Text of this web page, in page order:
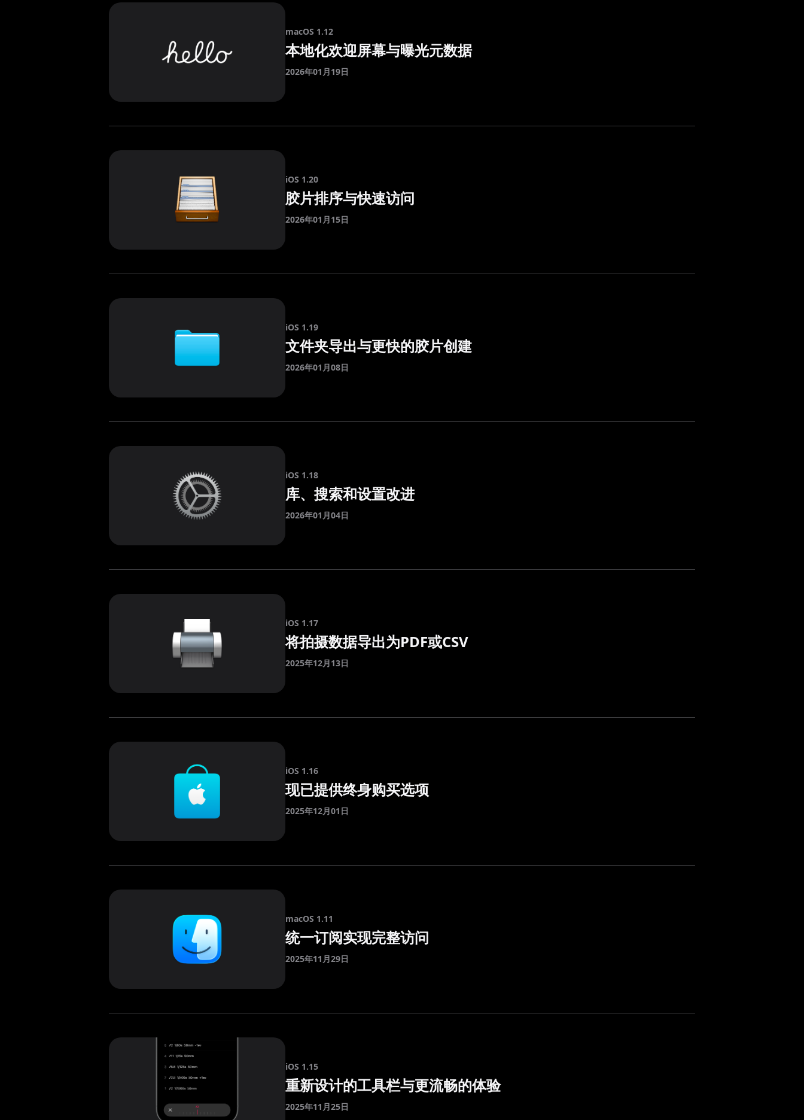
macOS 1.12
本地化欢迎屏幕与曝光元数据
2026年01月19日
iOS 1.20
胶片排序与快速访问
2026年01月15日
iOS 1.19
文件夹导出与更快的胶片创建
2026年01月08日
iOS 1.18
库、搜索和设置改进
2026年01月04日
iOS 1.17
将拍摄数据导出为PDF或CSV
2025年12月13日
iOS 1.16
现已提供终身购买选项
2025年12月01日
macOS 1.11
统一订阅实现完整访问
2025年11月29日
iOS 1.15
重新设计的工具栏与更流畅的体验
2025年11月25日